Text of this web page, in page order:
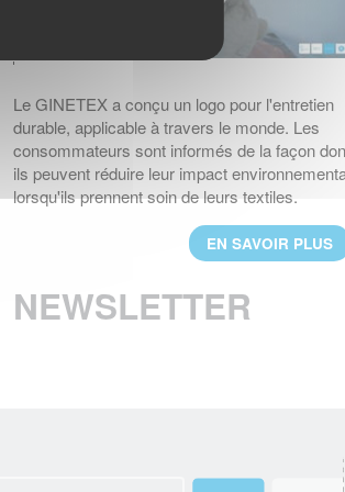
EN SAVOIR PLUS
UN NOUVEAU PRESIDENT POUR LE
M. Thomas Lange, de l’association
GermanFashion, a été nommé président de
GINETEX pour 2 ans à compter du
1er janvier 2023.
RESULTATS DU 3ème BAROMETRE
Les considérations environnementales sont
au cœur des nouvelles habitudes d’entretien
Le GINETEX a conçu un logo pour l'entretien
durable, applicable à travers le monde. Les
consommateurs sont informés de la façon
ils peuvent réduire leur impact
lorsqu'ils prennent soin de leurs textiles.
EN SAVOIR PLUS
NEWSLETTER